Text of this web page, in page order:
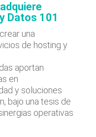
Datos 101
una
de hosting y
aportan
en
y soluciones
bajo una tesis de
operativas